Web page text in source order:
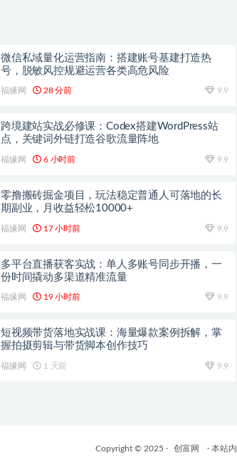
微信私域量化运营指南：搭建账号基建打造热
号，脱敏风控规避运营各类高危风险
福缘网 28 分前 9.9
跨境建站实战必修课：Codex搭建WordPress站
点，关键词外链打造谷歌流量阵地
福缘网 6 小时前 9.9
零撸搬砖掘金项目，玩法稳定普通人可落地的长
期副业，月收益轻松10000+
福缘网 17 小时前 9.9
多平台直播获客实战：单人多账号同步开播，一
份时间撬动多渠道精准流量
福缘网 19 小时前 9.9
短视频带货落地实战课：海量爆款案例拆解，掌
握拍摄剪辑与带货脚本创作技巧
福缘网 1 天前 9.9
Copyright © 2025 · 创富网 · 本站